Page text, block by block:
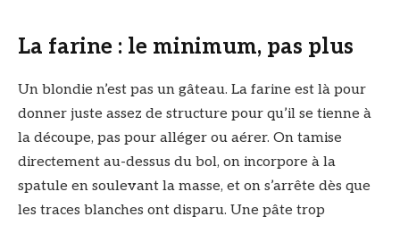
La farine : le minimum, pas plus
Un blondie n’est pas un gâteau. La farine est là pour
donner juste assez de structure pour qu’il se tienne à
la découpe, pas pour alléger ou aérer. On tamise
directement au-dessus du bol, on incorpore à la
spatule en soulevant la masse, et on s’arrête dès que
les traces blanches ont disparu. Une pâte trop